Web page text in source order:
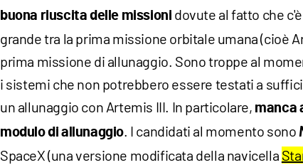
buona riuscita delle missioni dovute al fatto che
grande tra la prima missione orbitale umana (cioè
prima missione di allunaggio. Sono troppe al
i sistemi che non potrebbero essere testati a
un allunaggio con Artemis III. In particolare, manca
modulo di allunaggio. I candidati al momento sono
SpaceX (una versione modificata della navicella